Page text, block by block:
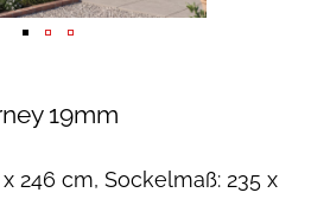
19mm
x 246 cm, Sockelmaß: 235 x